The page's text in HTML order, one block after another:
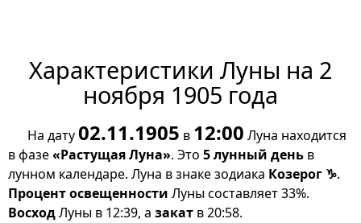
Характеристики Луны на 2
ноября 1905 года
На дату02.11.1905 в 12:00 Луна находится
в фазе«Растущая Луна». Это 5 лунный день в
лунном календаре. Луна в знаке зодиака Козерог ♑.
Процент освещенности Луны составляет 33%.
ВосходЛуны в 12:39, а закат в 20:58.